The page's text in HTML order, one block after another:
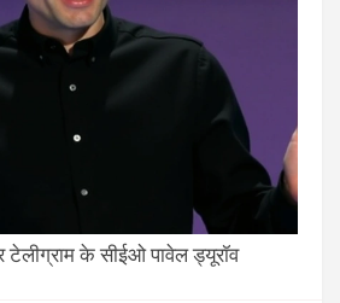
के सीईओ पावेल ड्यूरॉव